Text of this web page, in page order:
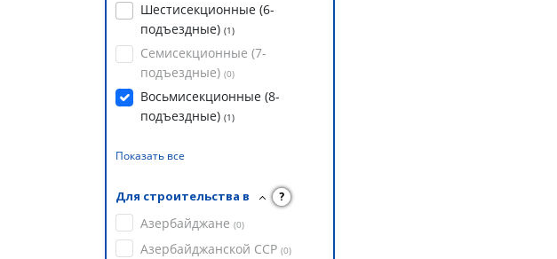
Шестисекционные (6-
подъездные) (1)
Семисекционные (7-
подъездные) (0)
Восьмисекционные (8-
подъездные) (1)
Показать все
Для строительства в ?
Азербайджане (0)
Азербайджанской ССР (0)